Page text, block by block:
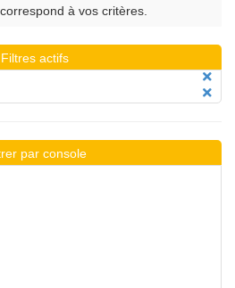
à vos critères.
Filtres actifs
par console